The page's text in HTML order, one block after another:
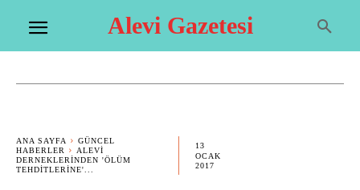
Alevi Gazetesi
ANA SAYFA
GÜNCEL
HABERLER
ALEVI
DERNEKLERINDEN 'ÖLÜM
TEHDITLERINE'...
13
OCAK
2017